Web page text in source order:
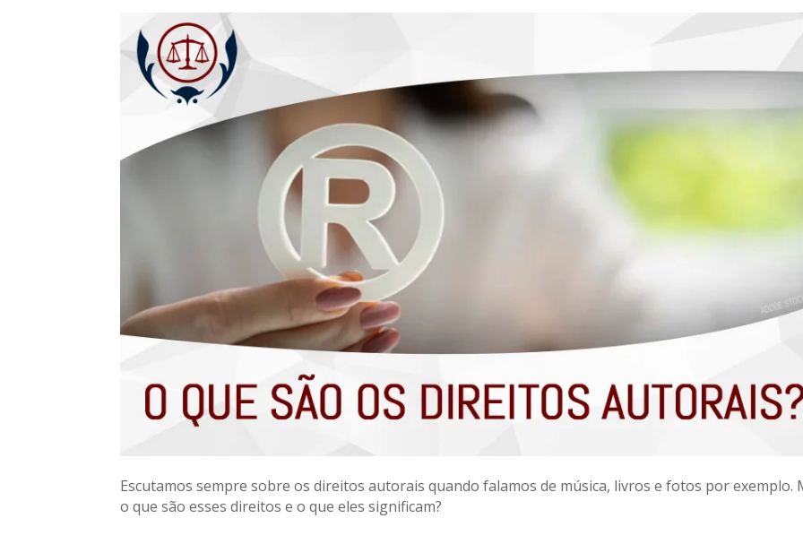
Escutamos sempre sobre os direitos autorais quando falamos de música, livros e fotos por exemplo.
o que são esses direitos e o que eles significam?